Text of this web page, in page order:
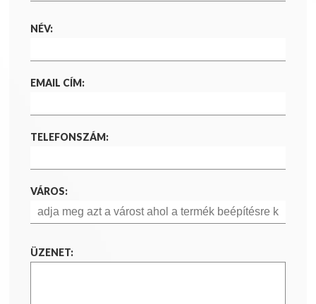
NÉV:
EMAIL CÍM:
TELEFONSZÁM:
VÁROS:
ÜZENET: